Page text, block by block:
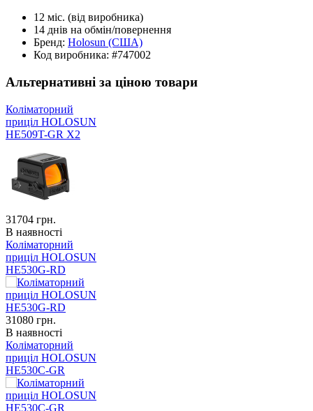
12 міс. (від виробника)
14 днів на обмін/повернення
Бренд: Holosun (США)
Код виробника: #747002
Альтернативні за ціною товари
Коліматорний
приціл HOLOSUN
HE509T-GR X2
31704 грн.
В наявності
Коліматорний
приціл HOLOSUN
HE530G-RD
31080 грн.
В наявності
Коліматорний
приціл HOLOSUN
HE530C-GR